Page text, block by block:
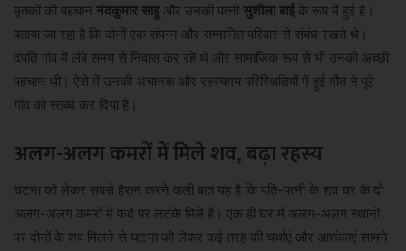
मृतकों की पहचान नंदकुमार साहूऔर उनकी पत्नी सुशीला बाई के रूप में हुई है।
बताया जा रहा है कि दोनों एक संपन्न और सम्मानित परिवार से संबंध रखते थे।
दंपति गांव में लंबे समय से निवास कर रहे थे और सामाजिक रूप से भी उनकी अच्छी
पहचान थी। ऐसे में उनकी अचानक और रहस्यमय परिस्थितियों में हुई मौत ने पूरे
गांव को स्तब्ध कर दिया है।
अलग-अलग कमरों में मिले शव, बढ़ा रहस्य
घटना को लेकर सबसे हैरान करने वाली बात यह है कि पति-पत्नी के शव घर के दो
अलग-अलग कमरों में फंदे पर लटके मिले हैं। एक ही घर में अलग-अलग स्थानों
पर दोनों के शव मिलने से घटना को लेकर कई तरह की चर्चाएं और आशंकाएं सामने